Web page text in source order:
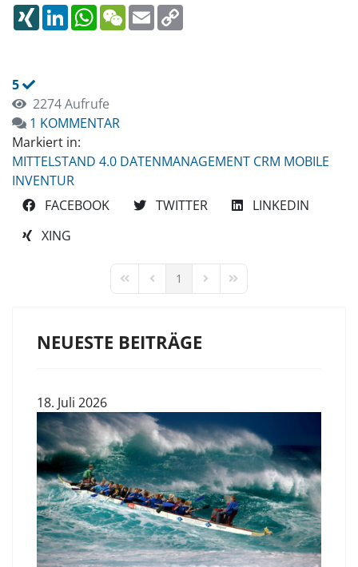
XINGLINKEDINWHATSAPP
WECHAT
EMAIL
5
2274 Aufrufe
1 KOMMENTAR
Markiert in:
MITTELSTAND 4.0 DATENMANAGEMENT CRM MOBILE
INVENTUR
FACEBOOK
TWITTER
LINKEDIN
XING
FIRST PAGEPREVIOUS PAGE
1 NEXT PAGELAST PAGE
NEUESTE BEITRÄGE
18. Juli 2026